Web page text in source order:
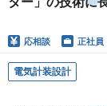
応相談 正社員
電気計装設計